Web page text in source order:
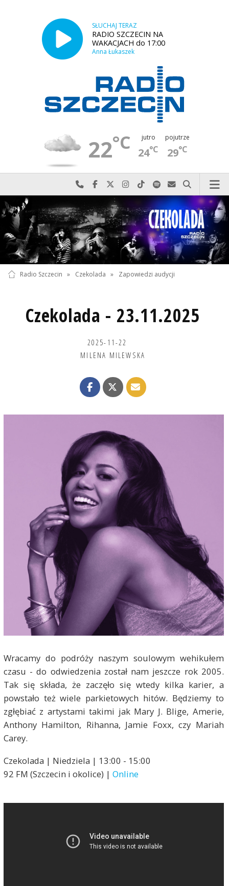
SŁUCHAJ TERAZ
RADIO SZCZECIN NA
WAKACJACH do 17:00
Anna Łukaszek
22°C jutro
24°C
pojutrze
29°C
Najlepiej po prostu do nas zadzwoń
Odwiedź nas na Facebook-u
Odwiedź nas na X
Odwiedź nas na Instagram-ie
Odwiedź nas na TikTok-u
Szukaj nas na Spotify
Wyślij do nas
Szukaj
Radio Szczecin » Czekolada » Zapowiedzi audycji
Czekolada - 23.11.2025
2025-11-22
MILENA MILEWSKA
Wracamy do podróży naszym soulowym wehikułem
czasu - do odwiedzenia został nam jeszcze rok 2005.
Tak się składa, że zaczęło się wtedy kilka karier, a
powstało też wiele parkietowych hitów. Będziemy to
zgłębiać z artystami takimi jak Mary J. Blige, Amerie,
Anthony Hamilton, Rihanna, Jamie Foxx, czy Mariah
Carey.
Czekolada | Niedziela | 13:00 - 15:00
92 FM (Szczecin i okolice) | Online